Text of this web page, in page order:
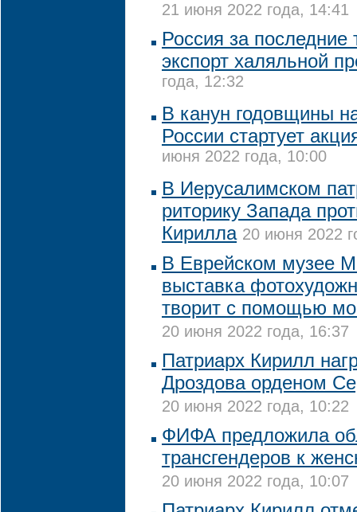
21 июня 2022 года, 14:41
Россия за последние
экспорт халяльной
года, 12:32
В канун годовщины
России стартует
июня 2022 года, 10:00
В Иерусалимском
риторику Запада
Кирилла 20 июня 2022
В Еврейском музее
выставка
творит с помощью
20 июня 2022 года, 16:37
Патриарх Кирилл
Дроздова орденом
20 июня 2022 года, 10:22
ФИФА предложила
трансгендеров к
20 июня 2022 года, 10:07